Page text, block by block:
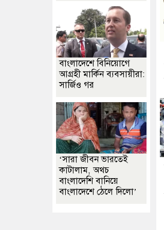
বাংলাদেশে বিনিয়োগে
আগ্রহী মার্কিন ব্যবসায়ীরা:
সার্জিও গর
‘সারা জীবন ভারতেই
কাটালাম, অথচ
বাংলাদেশি বানিয়ে
বাংলাদেশে ঠেলে দিলো’